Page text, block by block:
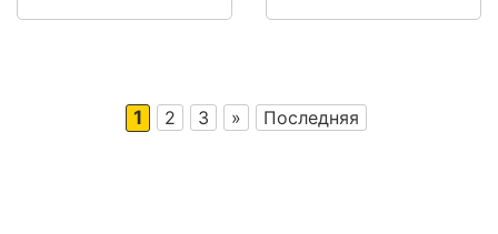
1 2 3 » Последняя